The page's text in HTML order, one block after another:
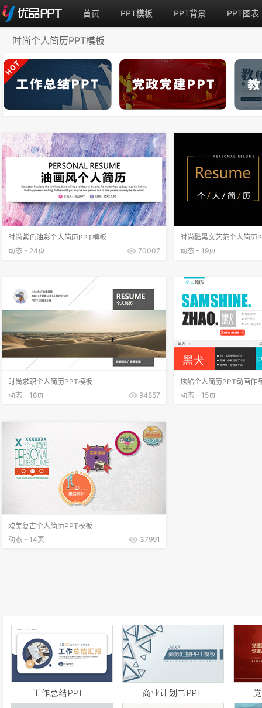
首页 PPT模板 PPT背景 PPT图表
时尚个人简历PPT模板
时尚紫色油彩个人简历PPT模板
动态 - 24页
70007
时尚酷黑文艺范个人简历
动态 - 19页
时尚求职个人简历PPT模板
动态 - 16页
94857
炫酷个人简历PPT动画作
动态 - 15页
欧美复古个人简历PPT模板
动态 - 14页
37991